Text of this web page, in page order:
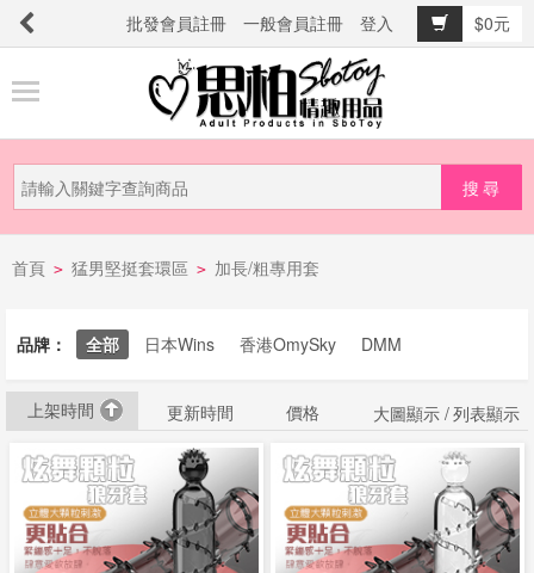
批發會員註冊 一般會員註冊 登入
$0元
品
新
品
提
詐
騙
電
話
首頁 > 猛男堅挺套環區 > 加長/粗專用套
品牌： 全部 日本Wins 香港OmySky DMM
上架時間 更新時間 價格 大圖顯示 /列表顯示